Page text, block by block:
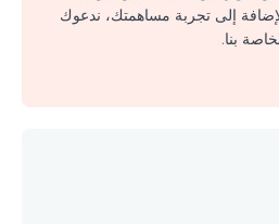
إلى تجربة مساهمتك، ندعوك
بنا.